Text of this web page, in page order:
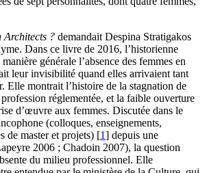
Architects ? demandait Despina Stratigakos
Dans ce livre de 2016, l’historienne
générale l’absence des femmes en
leur invisibilité quand elles arrivaient tant
Elle montrait l’histoire de la stagnation de
réglementée, et la faible ouverture
d’œuvre aux femmes. Discutée dans le
(colloques, enseignements,
de master et projets) [1] depuis une
2006 ; Chadoin 2007), la question
du milieu professionnel. Elle